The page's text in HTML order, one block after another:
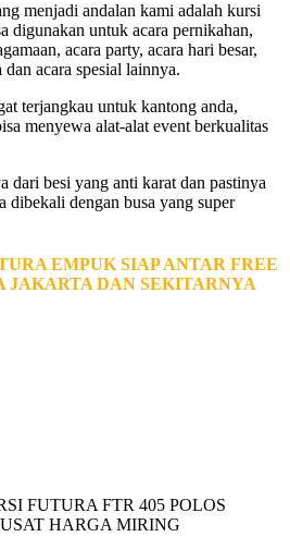
menjadi andalan kami adalah kursi
digunakan untuk acara pernikahan,
acara party, acara hari besar,
acara spesial lainnya.
terjangkau untuk kantong anda,
menyewa alat-alat event berkualitas
dari besi yang anti karat dan pastinya
dibekali dengan busa yang super
EMPUK SIAP ANTAR FREE
JAKARTA DAN SEKITARNYA